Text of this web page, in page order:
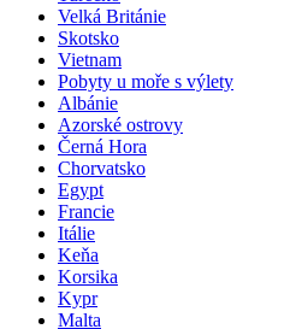
Velká Británie
Skotsko
Vietnam
Pobyty u moře s výlety
Albánie
Azorské ostrovy
Černá Hora
Chorvatsko
Egypt
Francie
Itálie
Keňa
Korsika
Kypr
Malta